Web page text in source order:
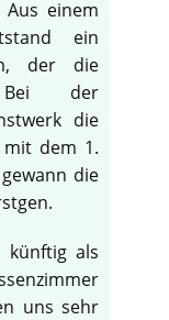
Aus einem
ein
der die
Bei der
die
dem 1.
die
künftig als
uns sehr